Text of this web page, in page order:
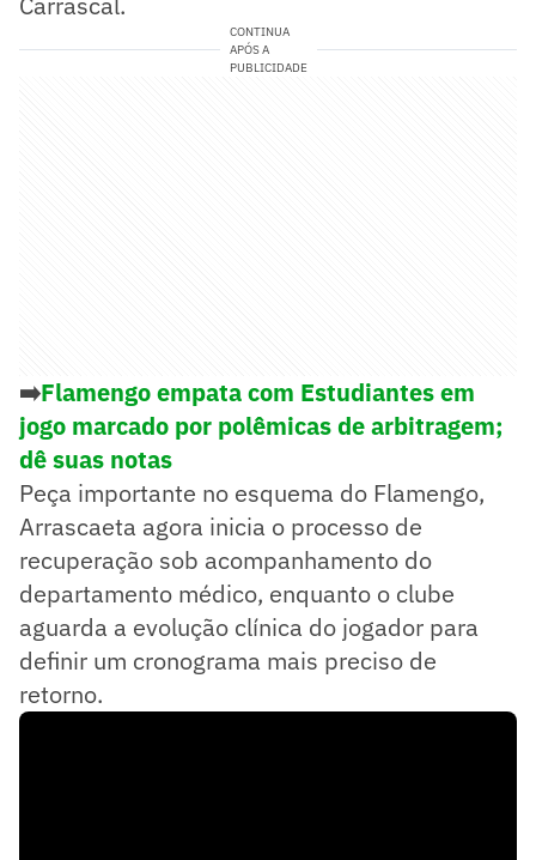
CONTINUA
APÓS A
PUBLICIDADE
➡️Flamengo empata com Estudiantes em
jogo marcado por polêmicas de arbitragem;
dê suas notas
Peça importante no esquema do Flamengo,
Arrascaeta agora inicia o processo de
recuperação sob acompanhamento do
departamento médico, enquanto o clube
aguarda a evolução clínica do jogador para
definir um cronograma mais preciso de
retorno.